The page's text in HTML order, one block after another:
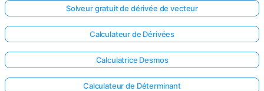
Solveur gratuit de dérivée de vecteur
Calculateur de Dérivées
Calculatrice Desmos
Calculateur de Déterminant